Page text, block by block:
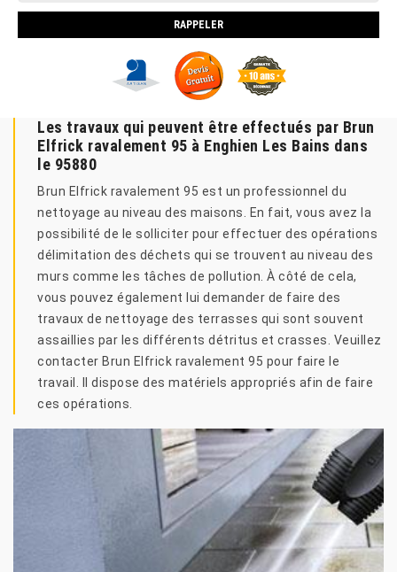
Les travaux qui peuvent être effectués par Brun
Elfrick ravalement 95 à Enghien Les Bains dans
le 95880
Brun Elfrick ravalement 95 est un professionnel du
nettoyage au niveau des maisons. En fait, vous avez la
possibilité de le solliciter pour effectuer des opérations
délimitation des déchets qui se trouvent au niveau des
murs comme les tâches de pollution. À côté de cela,
vous pouvez également lui demander de faire des
travaux de nettoyage des terrasses qui sont souvent
assaillies par les différents détritus et crasses. Veuillez
contacter Brun Elfrick ravalement 95 pour faire le
travail. Il dispose des matériels appropriés afin de faire
ces opérations.